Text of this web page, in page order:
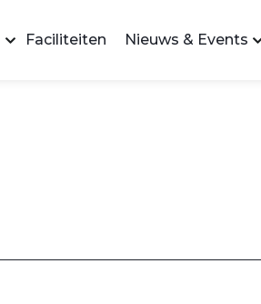
Faciliteiten Nieuws & Events